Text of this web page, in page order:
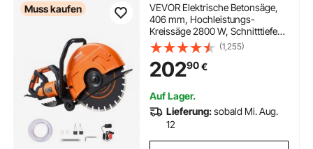
Muss kaufen
VEVOR Elektrische Betonsäge,
406 mm, Hochleistungs-
Kreissäge 2800 W, Schnitttiefe
152 mm, Nass-/Trocken-
Scheibensäge mit Wasserrohr,
Wasserpumpe, Sägeblatt, für
Stein und Ziegel
(1,255)
20290€
Auf Lager.
Lieferung:sobald Mi. Aug.
12